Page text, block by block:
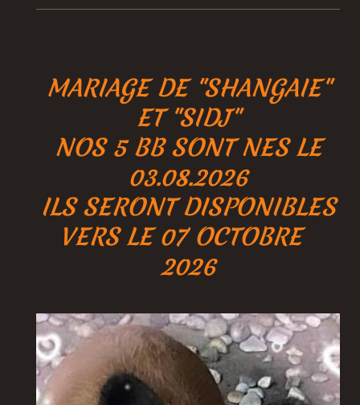
MARIAGE DE "SHANGAIE"
ET "SIDJ"
NOS 5 BB SONT NES LE
03.08.2026
ILS SERONT DISPONIBLES
VERS LE 07 OCTOBRE
2026